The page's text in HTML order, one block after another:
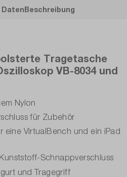
Beschreibung
Tragetasche
VB-8034 und
Nylon
für Zubehör
eine VirtualBench und ein iPad
Schnappverschluss
und Tragegriff